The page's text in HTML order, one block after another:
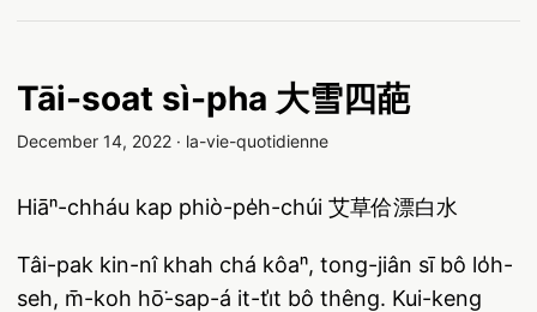
Tāi-soat sì-pha 大雪四葩
December 14, 2022 · la-vie-quotidienne
Hiāⁿ-chháu kap phiò-pe̍h-chúi 艾草佮漂白水
Tâi-pak kin-nî khah chá kôaⁿ, tong-jiân sī bô lo̍h-
seh, m̄-koh hō͘-sap-á it-ti̍t bô thêng. Kui-keng